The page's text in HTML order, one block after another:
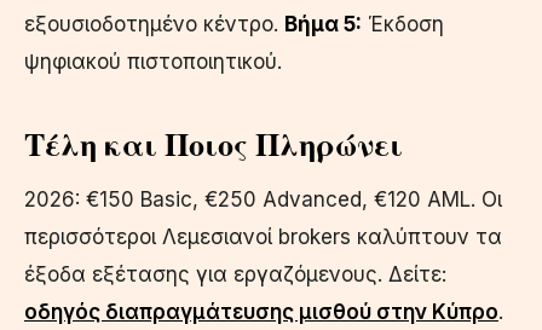
εξουσιοδοτημένο κέντρο. Βήμα 5: Έκδοση
ψηφιακού πιστοποιητικού.
Τέλη και Ποιος Πληρώνει
2026: €150 Basic, €250 Advanced, €120 AML. Οι
περισσότεροι Λεμεσιανοί brokers καλύπτουν τα
έξοδα εξέτασης για εργαζόμενους. Δείτε:
οδηγός διαπραγμάτευσης μισθού στην Κύπρο.